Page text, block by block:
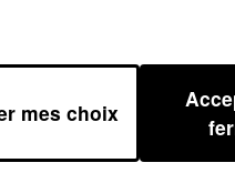
mes choix